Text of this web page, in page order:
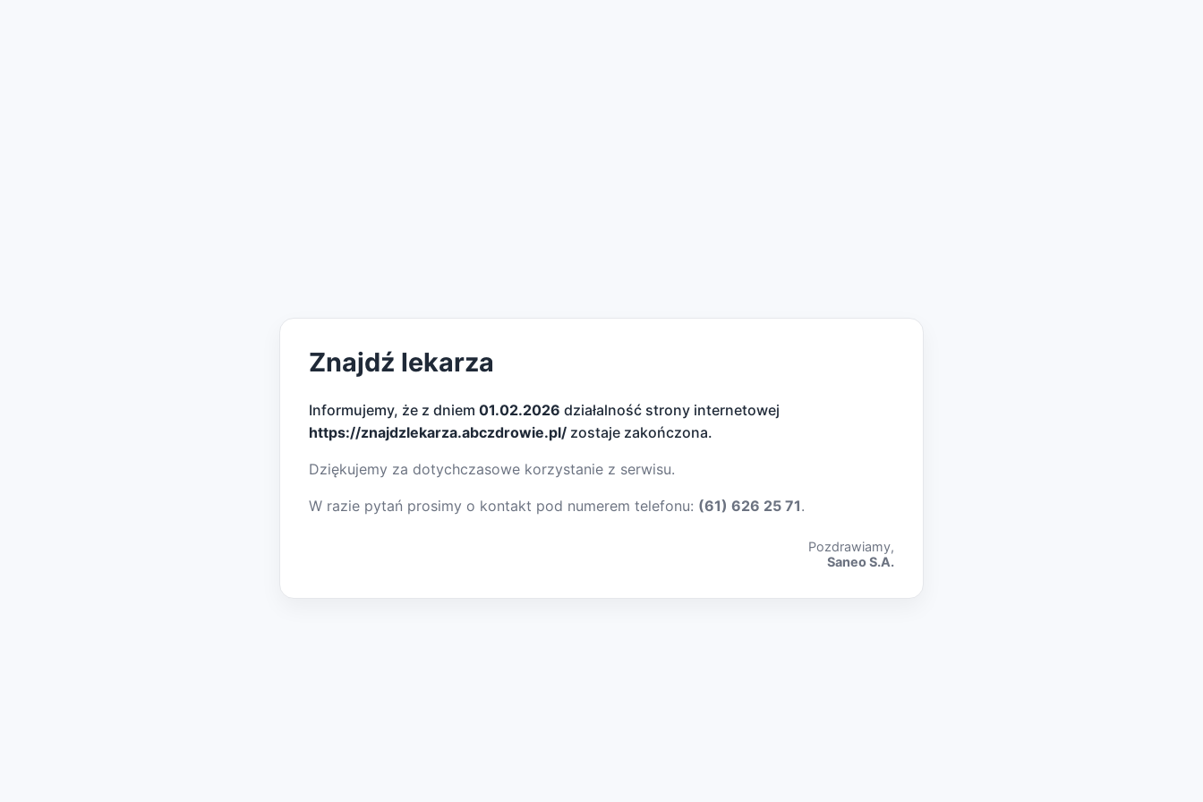
Znajdź lekarza
Informujemy, że z dniem 01.02.2026 działalność strony internetowej
https://znajdzlekarza.abczdrowie.pl/ zostaje zakończona.
Dziękujemy za dotychczasowe korzystanie z serwisu.
W razie pytań prosimy o kontakt pod numerem telefonu: (61) 626 25 71.
Pozdrawiamy,
Saneo S.A.